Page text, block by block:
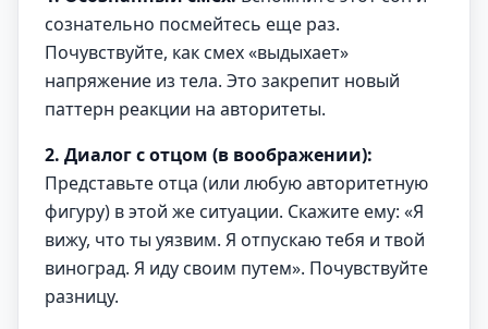
сознательно посмейтесь еще раз.
Почувствуйте, как смех «выдыхает»
напряжение из тела. Это закрепит новый
паттерн реакции на авторитеты.
2. Диалог с отцом (в воображении):
Представьте отца (или любую авторитетную
фигуру) в этой же ситуации. Скажите ему: «Я
вижу, что ты уязвим. Я отпускаю тебя и твой
виноград. Я иду своим путем». Почувствуйте
разницу.